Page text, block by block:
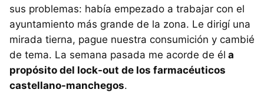
sus problemas: había empezado a trabajar con el
ayuntamiento más grande de la zona. Le dirigí una
mirada tierna, pague nuestra consumición y cambié
de tema. La semana pasada me acorde de él a
propósito del lock-out de los farmacéuticos
castellano-manchegos.